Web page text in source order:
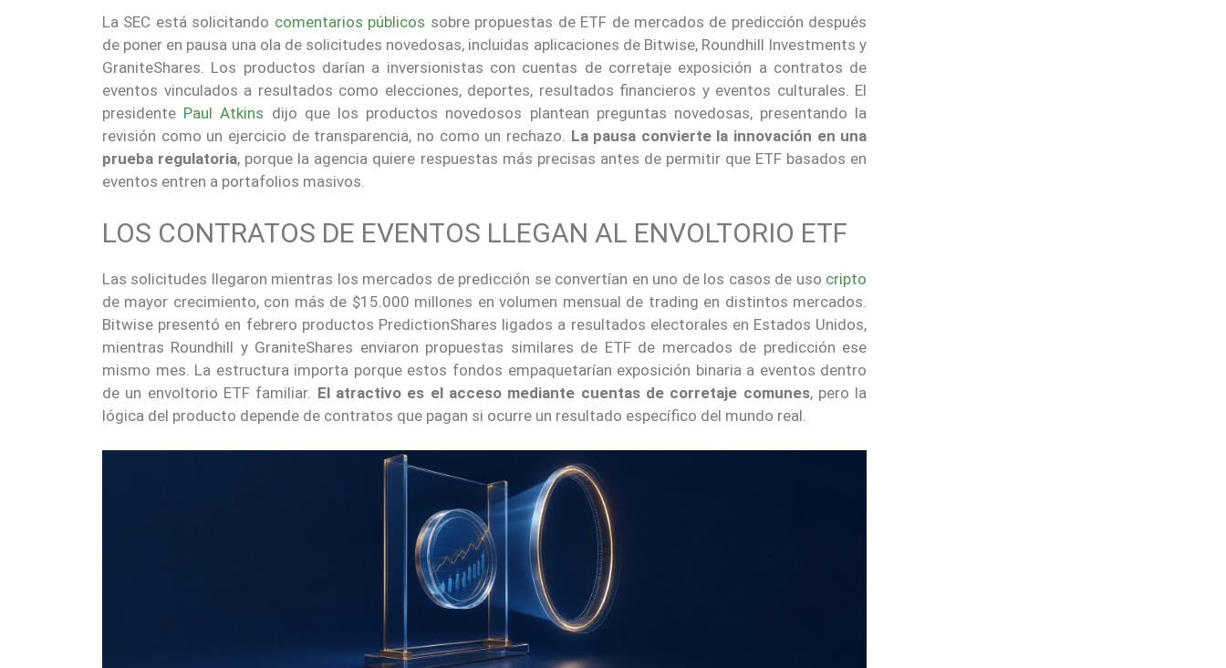
La SEC está solicitando comentarios públicos sobre propuestas de ETF de mercados de predicción después
de poner en pausa una ola de solicitudes novedosas, incluidas aplicaciones de Bitwise, Roundhill Investments y
GraniteShares. Los productos darían a inversionistas con cuentas de corretaje exposición a contratos de
eventos vinculados a resultados como elecciones, deportes, resultados financieros y eventos culturales. El
presidente Paul Atkins dijo que los productos novedosos plantean preguntas novedosas, presentando la
revisión como un ejercicio de transparencia, no como un rechazo. La pausa convierte la innovación en una
prueba regulatoria, porque la agencia quiere respuestas más precisas antes de permitir que ETF basados en
eventos entren a portafolios masivos.
LOS CONTRATOS DE EVENTOS LLEGAN AL ENVOLTORIO ETF
Las solicitudes llegaron mientras los mercados de predicción se convertían en uno de los casos de uso cripto
de mayor crecimiento, con más de $15.000 millones en volumen mensual de trading en distintos mercados.
Bitwise presentó en febrero productos PredictionShares ligados a resultados electorales en Estados Unidos,
mientras Roundhill y GraniteShares enviaron propuestas similares de ETF de mercados de predicción ese
mismo mes. La estructura importa porque estos fondos empaquetarían exposición binaria a eventos dentro
de un envoltorio ETF familiar. El atractivo es el acceso mediante cuentas de corretaje comunes, pero la
lógica del producto depende de contratos que pagan si ocurre un resultado específico del mundo real.